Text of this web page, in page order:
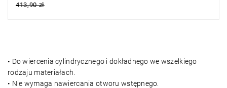
413,90 zł
• Do wiercenia cylindrycznego i dokładnego we wszelkiego
rodzaju materiałach.
• Nie wymaga nawiercania otworu wstępnego.